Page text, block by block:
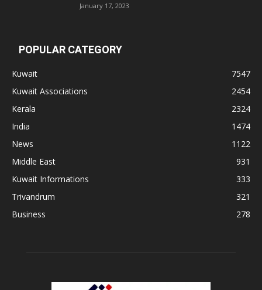
January 17, 2023
POPULAR CATEGORY
Kuwait
7547
Kuwait Associations
2454
Kerala
2324
India
1474
News
1122
Middle East
931
Kuwait Informations
333
Trivandrum
321
Business
278